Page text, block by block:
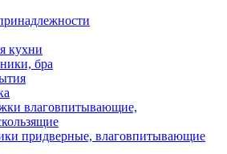
кухни
бра
влаговпитывающие,
придверные, влаговпитывающие